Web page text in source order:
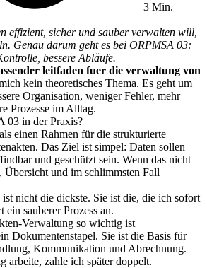
3 Min.
effizient, sicher und sauber verwalten will,
Genau darum geht es bei ORPMSA 03:
bessere Abläufe.
leitfaden fuer die verwaltung von
kein theoretisches Thema. Es geht um
Organisation, weniger Fehler, mehr
Prozesse im Alltag.
03 in der Praxis?
einen Rahmen für die strukturierte
Das Ziel ist simpel: Daten sollen
und geschützt sein. Wenn das nicht
und im schlimmsten Fall
ist nicht die dickste. Sie ist die, die ich sofort
ein sauberer Prozess an.
Verwaltung so wichtig ist
Dokumentenstapel. Sie ist die Basis für
Kommunikation und Abrechnung.
arbeite, zahle ich später doppelt.